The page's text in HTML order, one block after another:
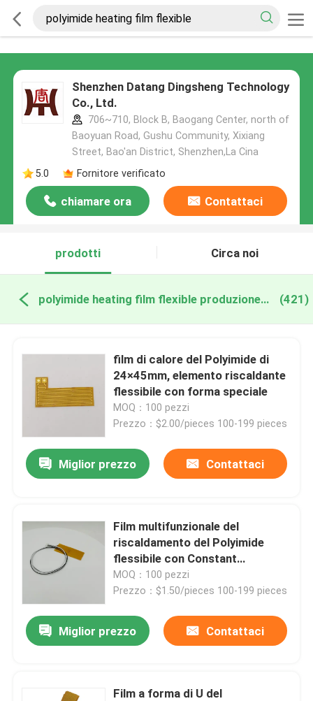
Shenzhen Datang Dingsheng Technology
Co., Ltd.
706~710, Block B, Baogang Center, north of
Baoyuan Road, Gushu Community, Xixiang
Street, Bao'an District, Shenzhen,La Cina
5.0
Fornitore verificato
chiamare ora Contattaci
prodotti Circa noi
polyimide heating film flexible produzione online (421)
film di calore del Polyimide di
24×45mm, elemento riscaldante
flessibile con forma speciale
MOQ：100 pezzi
Prezzo：$2.00/pieces 100-199 pieces
Miglior prezzo Contattaci
Film multifunzionale del
riscaldamento del Polyimide
flessibile con Constant
Temperature
MOQ：100 pezzi
Prezzo：$1.50/pieces 100-199 pieces
Miglior prezzo Contattaci
Film a forma di U del